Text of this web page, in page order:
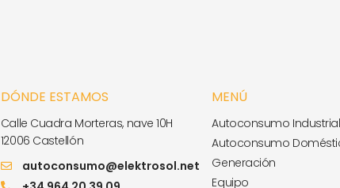
DÓNDE ESTAMOS
Calle Cuadra Morteras, nave 10H
12006 Castellón
autoconsumo@elektrosol.net
MENÚ
Autoconsumo Industrial
Autoconsumo
Generación
Equipo